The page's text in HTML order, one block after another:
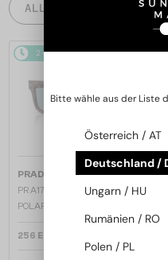
ALLE PRODUKTE
2-4 WERKTAGE
PRADA
Sonnenbrillen
PR A17S - 15W04D - 54 - MIT
POLARISIERTEN GLÄSERN
256 EUR
Bitte wähle aus der Liste
Österreich / AT
Deutschland /
Ungarn / HU
Rumänien / RO
Polen / PL